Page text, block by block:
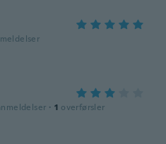
· 1 overførsler